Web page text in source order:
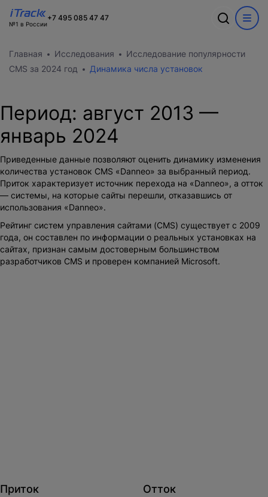
№1 в России
+7 495 085 47 47
Главная Исследования
Исследование популярности
CMS за 2024 год
Динамика числа установок
Период: август 2013 —
январь 2024
Приведенные данные позволяют оценить динамику изменения
количества установок CMS «Danneo» за выбранный период.
Приток характеризует источник перехода на «Danneo», а отток
— системы, на которые сайты перешли, отказавшись от
использования «Danneo».
Рейтинг систем управления сайтами (CMS) существует с 2009
года, он составлен по информации о реальных установках на
сайтах, признан самым достоверным большинством
разработчиков CMS и проверен компанией Microsoft.
Приток Отток
проект?
свяжется с вами
В ближайшее время с вами
свяжется наш лучший менеджер
Ошибка
Произошла ошибка при выполнении запроса. Пожалуйста,
попробуйте снова.
Команда
Акции
WEB
Разработка сайтов на 1С-Битрикс
Техподдержка
Тарифы и цены
Внедрение Битрикс24
Развитие Битрикс24
Статистики для Битрикс24
Тарифы и цены
Корпоративный портал Битрикс24
CRM для отдела продаж
HRM для отдела кадров
ДЕМО CRM Битрикс24
Внедрение КЭДО
Кейсы
Сайты
CRM
Блог
Контакты